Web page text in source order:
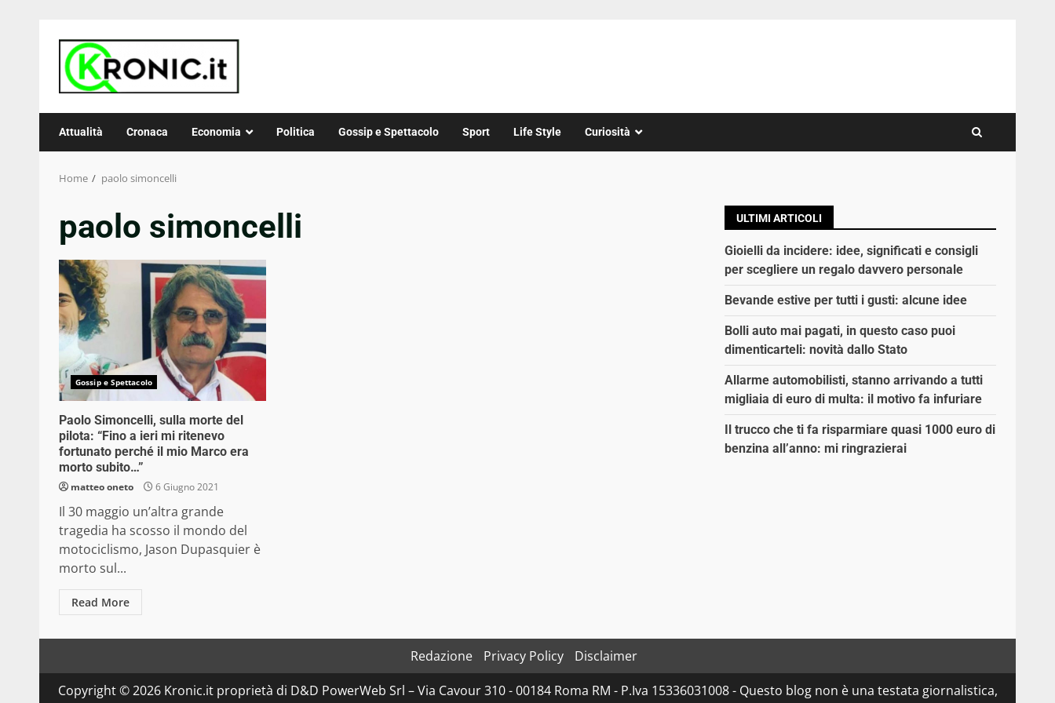
content
Attualità Cronaca Economia Politica Gossip e Spettacolo Sport Life Style Curiosità
Home paolo simoncelli
paolo simoncelli
Gossip e Spettacolo
Paolo Simoncelli, sulla morte del
pilota: “Fino a ieri mi ritenevo
fortunato perché il mio Marco era
morto subito…”
matteo oneto 6 Giugno 2021
Il 30 maggio un’altra grande
tragedia ha scosso il mondo del
motociclismo, Jason Dupasquier è
morto sul...
Read More
ULTIMI ARTICOLI
Gioielli da incidere: idee, significati e consigli
per scegliere un regalo davvero personale
Bevande estive per tutti i gusti: alcune idee
Bolli auto mai pagati, in questo caso puoi
dimenticarteli: novità dallo Stato
Allarme automobilisti, stanno arrivando a tutti
migliaia di euro di multa: il motivo fa infuriare
Il trucco che ti fa risparmiare quasi 1000 euro di
benzina all’anno: mi ringrazierai
Redazione Privacy Policy
Disclaimer
Copyright © 2026 Kronic.it proprietà di D&D PowerWeb Srl – Via Cavour 310 - 00184 Roma RM - P.Iva 15336031008 - Questo blog non è una testata giornalistica,